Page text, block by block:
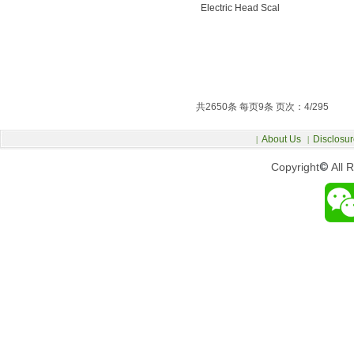
Electric Head Scal
共2650条 每页9条 页次：4/295
Copyright© All
| About Us |